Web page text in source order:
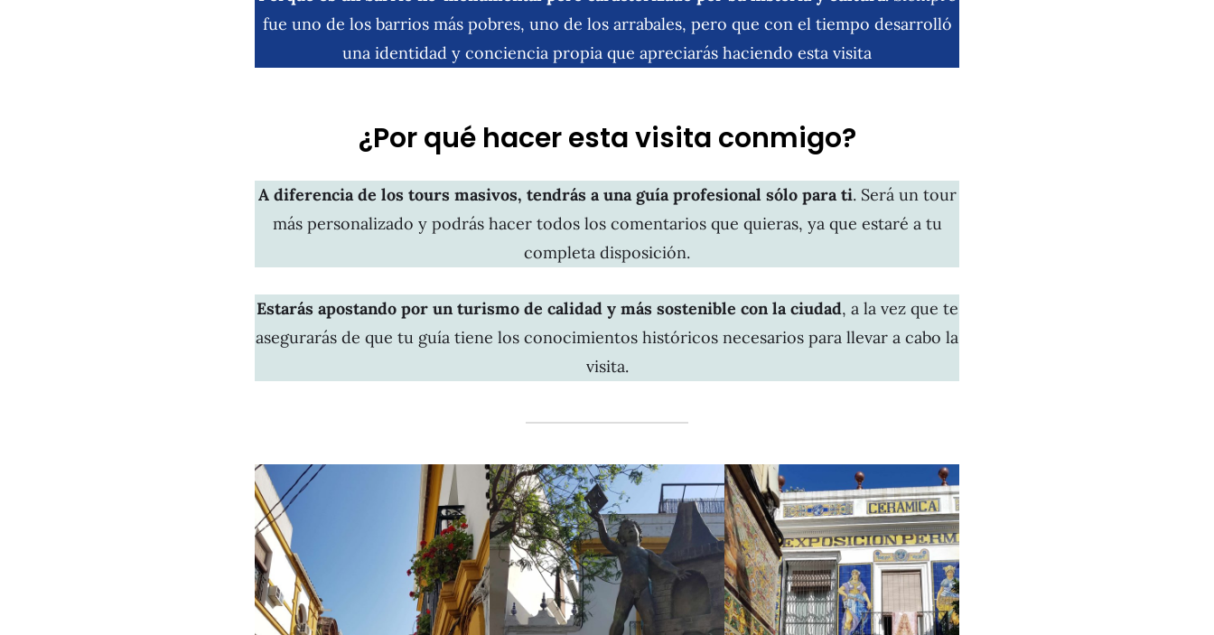
fue uno de los barrios más pobres, uno de los arrabales, pero que con el tiempo desarrolló
una identidad y conciencia propia que apreciarás haciendo esta visita
¿Por qué hacer esta visita conmigo?
A diferencia de los tours masivos, tendrás a una guía profesional sólo para ti. Será un tour
más personalizado y podrás hacer todos los comentarios que quieras, ya que estaré a tu
completa disposición.
Estarás apostando por un turismo de calidad y más sostenible con la ciudad, a la vez que te
asegurarás de que tu guía tiene los conocimientos históricos necesarios para llevar a cabo la
visita.